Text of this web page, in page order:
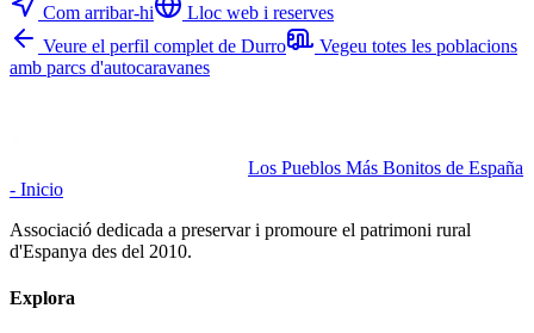
Com arribar-hi
Lloc web i reserves
Veure el perfil complet de Durro
Vegeu totes les poblacions
amb parcs d'autocaravanes
Los Pueblos Más Bonitos de España
- Inicio
Associació dedicada a preservar i promoure el patrimoni rural
d'Espanya des del 2010.
Explora